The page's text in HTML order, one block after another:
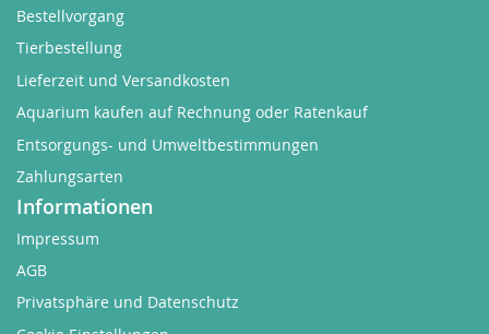
Bestellvorgang
Tierbestellung
Lieferzeit und Versandkosten
Aquarium kaufen auf Rechnung oder Ratenkauf
Entsorgungs- und Umweltbestimmungen
Zahlungsarten
Informationen
Impressum
AGB
Privatsphäre und Datenschutz